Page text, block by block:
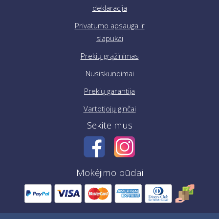
deklaracija
Privatumo apsauga ir
slapukai
Prekių grąžinimas
Nusiskundimai
Prekių garantija
Vartotjojų ginčai
Sekite mus
Mokėjimo būdai